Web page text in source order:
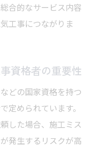
合的なサービス内容
工事につながりま
資格者の重要性
どの国家資格を持つ
定められています。
した場合、施工ミス
発生するリスクが高